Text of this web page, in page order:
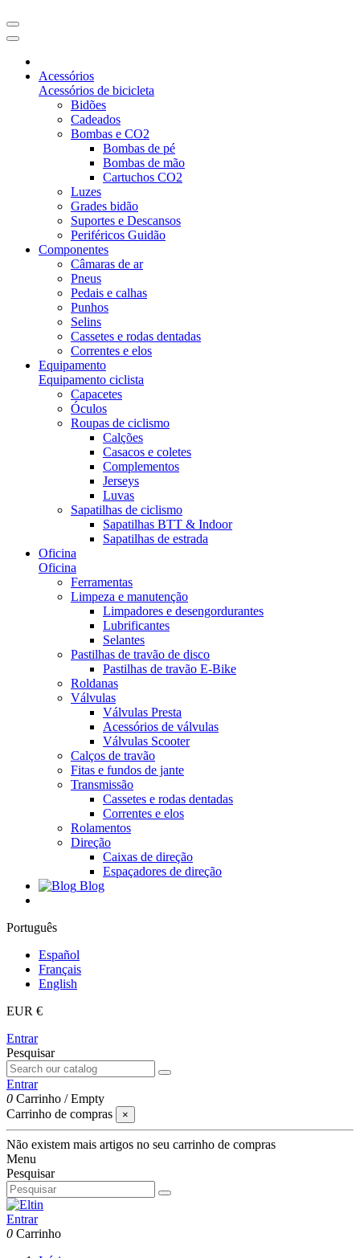
Acessórios
Acessórios de bicicleta
Bidões
Cadeados
Bombas e CO2
Bombas de pé
Bombas de mão
Cartuchos CO2
Luzes
Grades bidão
Suportes e Descansos
Periféricos Guidão
Componentes
Câmaras de ar
Pneus
Pedais e calhas
Punhos
Selins
Cassetes e rodas dentadas
Correntes e elos
Equipamento
Equipamento ciclista
Capacetes
Óculos
Roupas de ciclismo
Calções
Casacos e coletes
Complementos
Jerseys
Luvas
Sapatilhas de ciclismo
Sapatilhas BTT & Indoor
Sapatilhas de estrada
Oficina
Oficina
Ferramentas
Limpeza e manutenção
Limpadores e desengordurantes
Lubrificantes
Selantes
Pastilhas de travão de disco
Pastilhas de travão E-Bike
Roldanas
Válvulas
Válvulas Presta
Acessórios de válvulas
Válvulas Scooter
Calços de travão
Fitas e fundos de jante
Transmissão
Cassetes e rodas dentadas
Correntes e elos
Rolamentos
Direção
Caixas de direção
Espaçadores de direção
Blog
Português
Español
Français
English
EUR €
Entrar
Pesquisar
Entrar
0 Carrinho /Empty
Carrinho de compras
×
Não existem mais artigos no seu carrinho de compras
Menu
Pesquisar
Entrar
0 Carrinho